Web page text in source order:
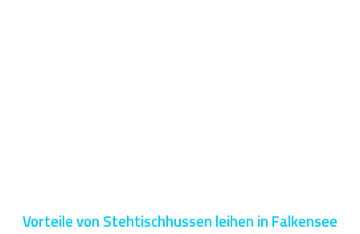
Vorteile von Stehtischhussen leihen in Falkensee